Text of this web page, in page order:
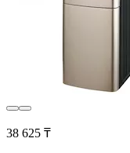
38 625 ₸